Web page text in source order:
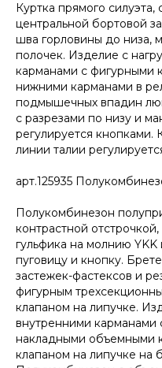
Куртка прямого силуэта,
центральной бортовой
шва горловины до низа,
полочек. Изделие с
карманами с фигурными
нижними карманами в
подмышечных впадин
с разрезами по низу и
регулируется
линии талии
арт.125935
Полукомбинезон
контрастной
гульфика на молнию
пуговицу и кнопку.
застежек-фастексов и
фигурным
клапаном на липучке.
внутренними карманами
накладными объемными
клапаном на липучке на